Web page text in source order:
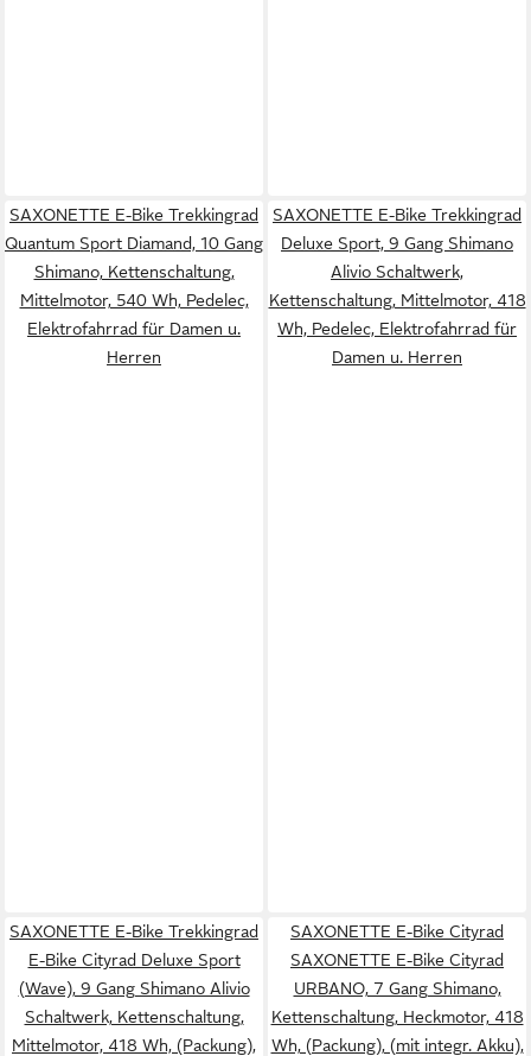
SAXONETTE E-Bike Trekkingrad
Quantum Sport Diamand, 10 Gang
Shimano, Kettenschaltung,
Mittelmotor, 540 Wh, Pedelec,
Elektrofahrrad für Damen u.
Herren
SAXONETTE E-Bike Trekkingrad
Deluxe Sport, 9 Gang Shimano
Alivio Schaltwerk,
Kettenschaltung, Mittelmotor, 418
Wh, Pedelec, Elektrofahrrad für
Damen u. Herren
SAXONETTE E-Bike Trekkingrad
E-Bike Cityrad Deluxe Sport
(Wave), 9 Gang Shimano Alivio
Schaltwerk, Kettenschaltung,
Mittelmotor, 418 Wh, (Packung),
SAXONETTE E-Bike Cityrad
SAXONETTE E-Bike Cityrad
URBANO, 7 Gang Shimano,
Kettenschaltung, Heckmotor, 418
Wh, (Packung), (mit integr. Akku),